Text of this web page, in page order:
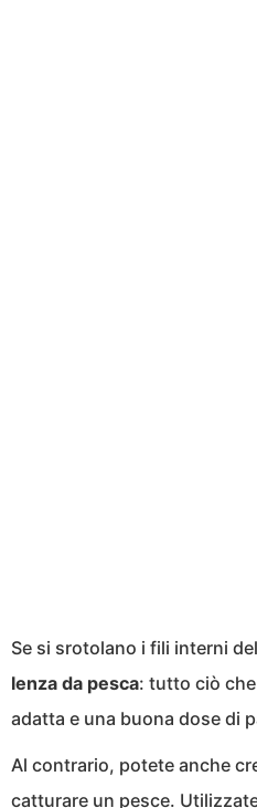
Se si srotolano i fili interni
lenza da pesca: tutto ciò che
adatta e una buona dose di
Al contrario, potete anche
catturare un pesce.